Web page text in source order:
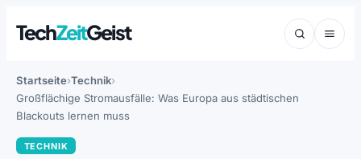
TechZeitGeist
Startseite Technik
Großflächige Stromausfälle: Was Europa aus städtischen
Blackouts lernen muss
TECHNIK